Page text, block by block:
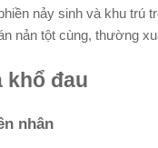
nảy sinh và khu trú
nản tột cùng, thường
khổ đau
nhân